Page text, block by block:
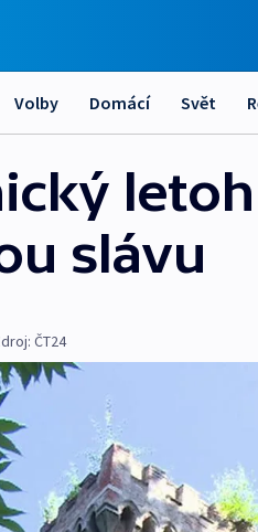
Volby Domácí Svět
slávu
ČT24